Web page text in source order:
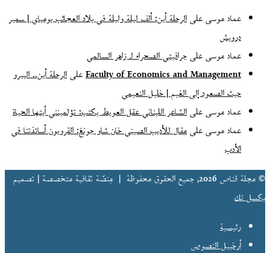
عماد موسىعلىالرحلة أين: ألف ليلة وليلة في بلاد العجائب بومباي | سمير
درويش
عماد موسىعلىجرافيتي الصحراء لـ زاهر السالمي
Faculty of Economics and Managementعلىالرحلة أين.. البيرو
حيث الصعود إلى الغيم | خليل النعيمي
عماد موسىعلىالشاعر اللبناني عقل العويط يكتب: تؤلمينني أيتها الحياة
عماد موسىعلىمقال للأديب الصيني خان شاو جونغ: القرويون أساتذتنا في
الأدب
© مجلة قناص 2026, جميع الحقوق محفوظة |
مِنصّة ثقافية متخصصة | تصميم
بكسل تك
رئيسية
أرخبيل النصوص